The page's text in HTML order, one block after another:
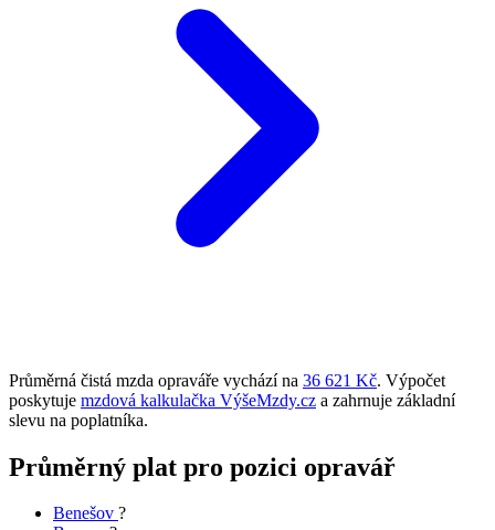
Průměrná čistá mzda opraváře vychází na 36 621 Kč. Výpočet
poskytuje mzdová kalkulačka VýšeMzdy.cz a zahrnuje základní
slevu na poplatníka.
Průměrný plat pro pozici opravář
Benešov ?